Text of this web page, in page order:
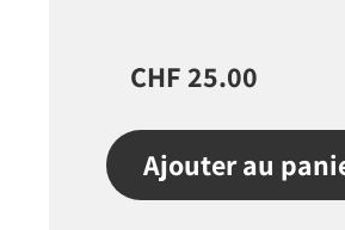
CHF 25.00
Ajouter au